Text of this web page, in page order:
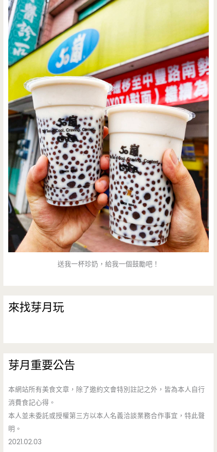
送我一杯珍奶，給我一個鼓勵吧！
來找芽月玩
芽月重要公告
本網站所有美食文章，除了邀約文會特別註記之外，皆為本人自行
消費食記心得。
本人並未委託或授權第三方以本人名義洽談業務合作事宜，特此聲
明。
2021.02.03